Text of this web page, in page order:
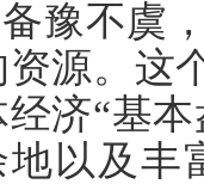
备豫不虞
资源。这
经济“基
地以及丰